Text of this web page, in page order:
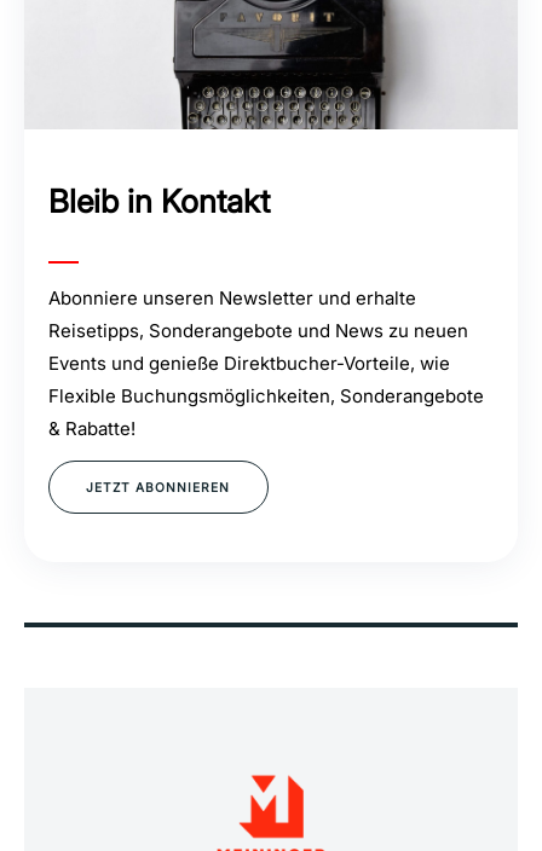
Bleib in Kontakt
Abonniere unseren Newsletter und erhalte
Reisetipps, Sonderangebote und News zu neuen
Events und genieße Direktbucher-Vorteile, wie
Flexible Buchungsmöglichkeiten, Sonderangebote
& Rabatte!
JETZT ABONNIEREN